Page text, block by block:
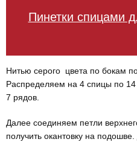
Пинетки спицами
Нитью серого цвета по бокам
Распределяем на 4 спицы по
7 рядов.
Далее соединяем петли
получить окантовку на